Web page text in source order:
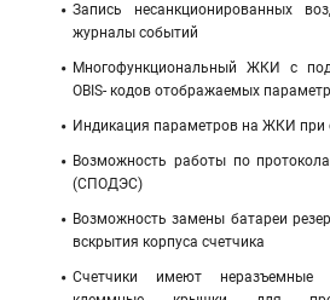
Запись несанкционированных
журналы событий
Многофункциональный ЖКИ c
OBIS- кодов отображаемых
Индикация параметров на ЖКИ при
Возможность работы по
(СПОДЭС)
Возможность замены батареи
вскрытия корпуса счетчика
Счетчики имеют неразъемные